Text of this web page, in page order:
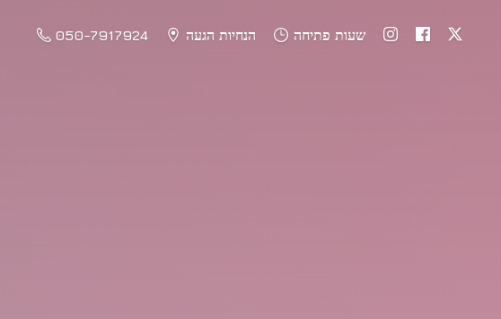
050-7917924 הנחיות הגעה שעות פתיחה